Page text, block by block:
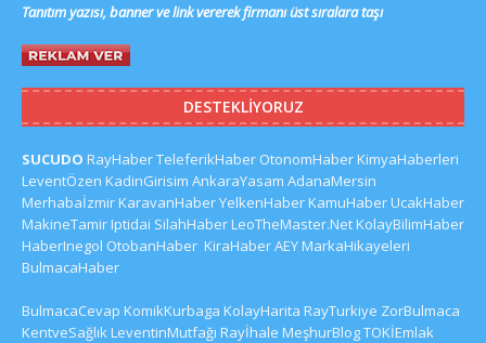
Tanıtım yazısı, banner ve link vererek firmanı üst sıralara taşı
DESTEKLIYORUZ
SUCUDO RayHaberTeleferikHaber OtonomHaberKimyaHaberleri
LeventÖzen KadinGirisim AnkaraYasam AdanaMersin
MerhabaİzmirKaravanHaberYelkenHaberKamuHaberUcakHaber
MakineTamirIptidai SilahHaberLeoTheMaster.NetKolayBilimHaber
HaberInegol OtobanHaber KiraHaberAEYMarkaHikayeleri
BulmacaHaber
BulmacaCevap KomikKurbaga KolayHarita RayTurkiye ZorBulmaca
KentveSağlık LeventinMutfağı Rayİhale MeşhurBlogTOKİEmlak